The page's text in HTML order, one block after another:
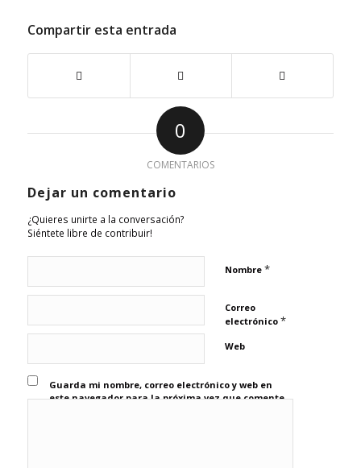
Compartir esta entrada
0
COMENTARIOS
Dejar un comentario
¿Quieres unirte a la conversación?
Siéntete libre de contribuir!
Nombre *
Correo
electrónico *
Web
Guarda mi nombre, correo electrónico y web en
este navegador para la próxima vez que comente.